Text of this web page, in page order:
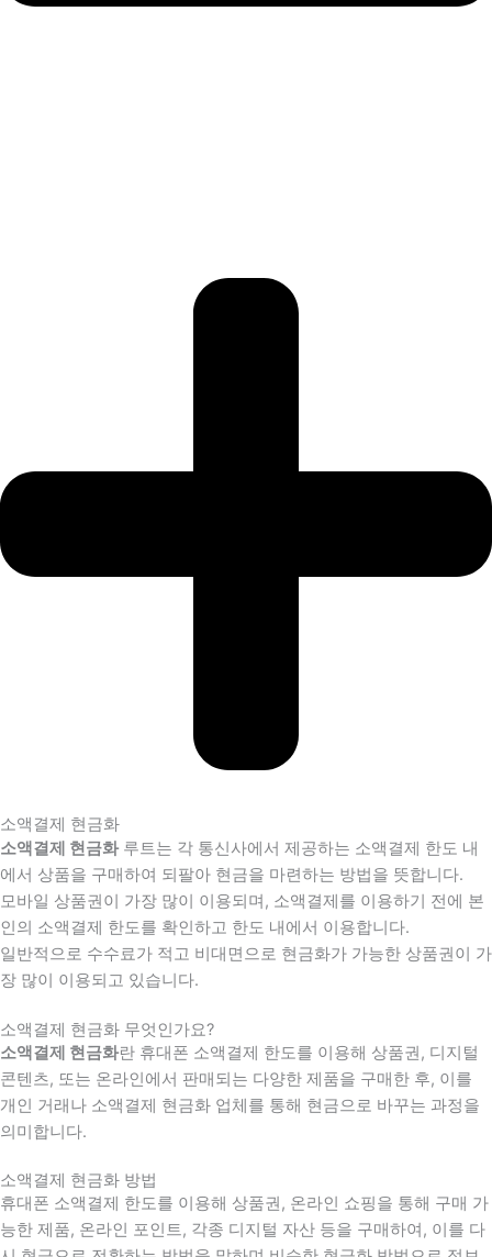
소액결제 현금화
소액결제 현금화루트는 각 통신사에서 제공하는 소액결제 한도 내
에서 상품을 구매하여 되팔아 현금을 마련하는 방법을 뜻합니다.
모바일 상품권이 가장 많이 이용되며, 소액결제를 이용하기 전에 본
인의 소액결제 한도를 확인하고 한도 내에서 이용합니다.
일반적으로 수수료가 적고 비대면으로 현금화가 가능한 상품권이 가
장 많이 이용되고 있습니다.
소액결제 현금화 무엇인가요?
소액결제 현금화란 휴대폰 소액결제 한도를 이용해 상품권, 디지털
콘텐츠, 또는 온라인에서 판매되는 다양한 제품을 구매한 후, 이를
개인 거래나 소액결제 현금화 업체를 통해 현금으로 바꾸는 과정을
의미합니다.
소액결제 현금화 방법
휴대폰 소액결제 한도를 이용해 상품권, 온라인 쇼핑을 통해 구매 가
능한 제품, 온라인 포인트, 각종 디지털 자산 등을 구매하여, 이를 다